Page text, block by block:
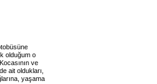
olduğum o
ve
ait oldukları,
yaşama